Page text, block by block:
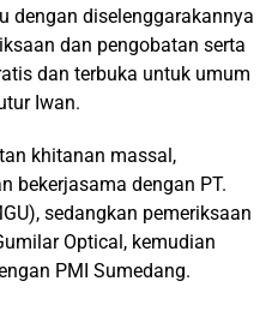
dengan diselenggarakannya
dan pengobatan serta
dan terbuka untuk umum
Iwan.
khitanan massal,
bekerjasama dengan PT.
sedangkan pemeriksaan
Optical, kemudian
PMI Sumedang.